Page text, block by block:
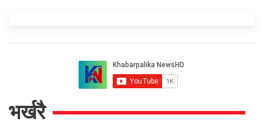
भर्खरै